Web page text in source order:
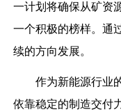
一计划将确保从矿资
一个积极的榜样。通
续的方向发展。
作为新能源行业
依靠稳定的制造交付